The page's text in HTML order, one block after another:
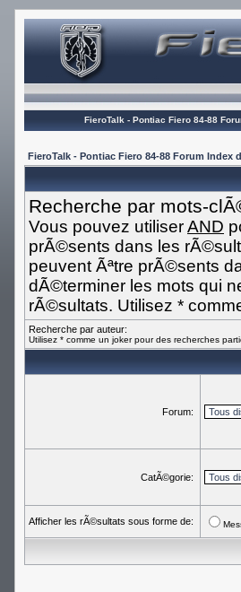
FieroTalk - Pontiac Fiero 84-88
FieroTalk - Pontiac Fiero 84-88 Forum Index
Recherche par mots-
Vous pouvez utiliserAND
prÃ©sents dans les
peuvent Ãªtre prÃ©sents
dÃ©terminer les mots qui
rÃ©sultats. Utilisez *
Recherche par auteur:
Utilisez * comme un joker pour des recherches
Forum:
CatÃ©gorie:
Afficher les rÃ©sultats sous forme de: